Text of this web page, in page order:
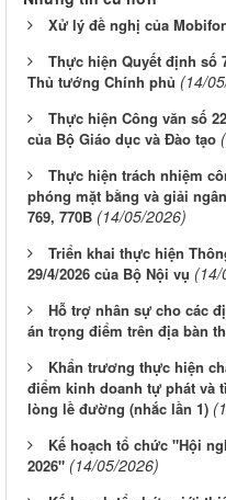
Xử lý đề nghị của
Thực hiện Quyết định số
Thủ tướng Chính phủ (14/
Thực hiện Công văn số
của Bộ Giáo dục và Đào tạo
Thực hiện trách nhiệm
phóng mặt bằng và giải
769, 770B (14/05/2026)
Triển khai thực hiện
29/4/2026 của Bộ Nội vụ (14/
Hỗ trợ nhân sự cho các
án trọng điểm trên địa bàn
Khẩn trương thực hiện
điểm kinh doanh tự phát và
lòng lề đường (nhắc lần 1)
Kế hoạch tổ chức "Hội
2026" (14/05/2026)